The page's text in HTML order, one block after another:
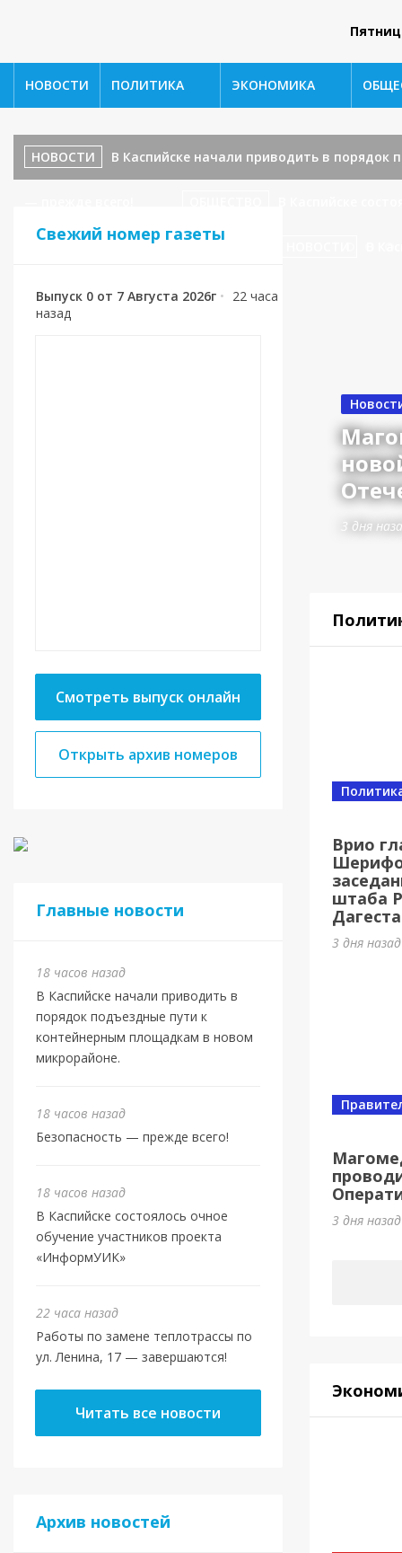
НОВОСТИ ПОЛИТИКА ЭКОНОМИКА
НОВОСТИ В Каспийске начали приводить в
ул. Ленина, 17 — завершаются!
Свежий номер газеты
Выпуск 0 от 7 Августа 2026г • 22 часа
назад
Смотреть выпуск онлайн
Открыть архив номеров
Главные новости
18 часов назад
В Каспийске начали приводить в
порядок подъездные пути к
контейнерным площадкам в новом
микрорайоне.
18 часов назад
Безопасность — прежде всего!
18 часов назад
В Каспийске состоялось очное
обучение участников проекта
«ИнформУИК»
22 часа назад
Работы по замене теплотрассы по
ул. Ленина, 17 — завершаются!
Читать все новости
Архив новостей
3 дня
Власть
МБУ
4 дня
Врио
штаба
3 дня
3 дня